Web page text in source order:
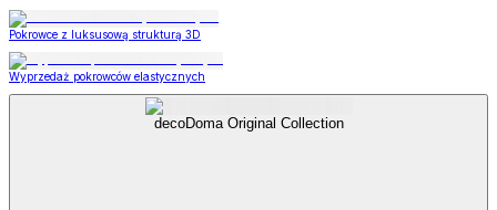
Pokrowce z luksusową strukturą 3D
Wyprzedaż pokrowców elastycznych
decoDoma Original Collection